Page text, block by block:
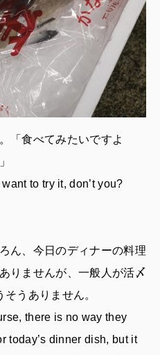
「食べてみたいですよ
to try it, don’t you?
ん、今日のディナーの料理
りませんが、一般人が活〆
うありません。
there is no way they
today’s dinner dish, but it